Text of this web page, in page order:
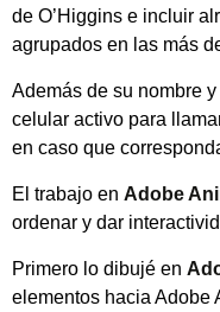
de O’Higgins e incluir
agrupados en las más
Además de su nombre
celular activo para
en caso que
El trabajo en Adobe
ordenar y dar
Primero lo dibujé en
elementos hacia Adobe